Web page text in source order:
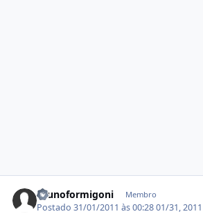
brunoformigoni Membro
Postado31/01/2011 às 00:2801/31, 2011